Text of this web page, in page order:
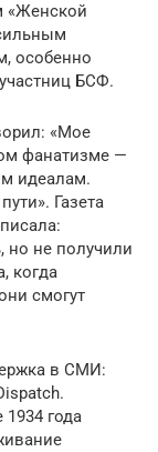
«Женской
особенно
БСФ.
«Мое
фанатизме —
идеалам.
Газета
но не получили
когда
смогут
в СМИ:
года